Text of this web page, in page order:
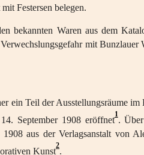
Festersen belegen.
bekannten Waren aus dem
mit Bunzlauer
ein Teil der Ausstellungsräume im
September 1908 eröffnet
1
.
aus der Verlagsanstalt von
Kunst
2
.